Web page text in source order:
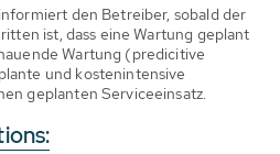
den Betreiber, sobald der
ist, dass eine Wartung geplant
Wartung (predicitive
und kostenintensive
geplanten Serviceeinsatz.